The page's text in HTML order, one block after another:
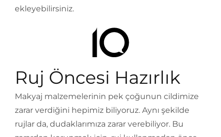
ekleyebilirsiniz.
Ruj Öncesi Hazırlık
Makyaj malzemelerinin pek çoğunun cildimize
zarar verdiğini hepimiz biliyoruz. Aynı şekilde
rujlar da, dudaklarımıza zarar verebiliyor. Bu